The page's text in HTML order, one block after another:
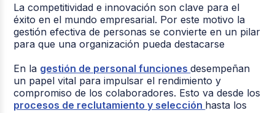
La competitividad e innovación son clave para el
éxito en el mundo empresarial. Por este motivo la
gestión efectiva de personas se convierte en un pilar
para que una organización pueda destacarse
En la gestión de personal funcionesdesempeñan
un papel vital para impulsar el rendimiento y
compromiso de los colaboradores. Esto va desde los
procesos de reclutamiento y selección hasta los